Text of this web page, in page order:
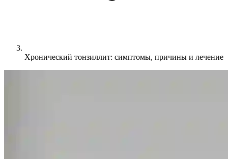
Хронический тонзиллит: симптомы, причины и лечение